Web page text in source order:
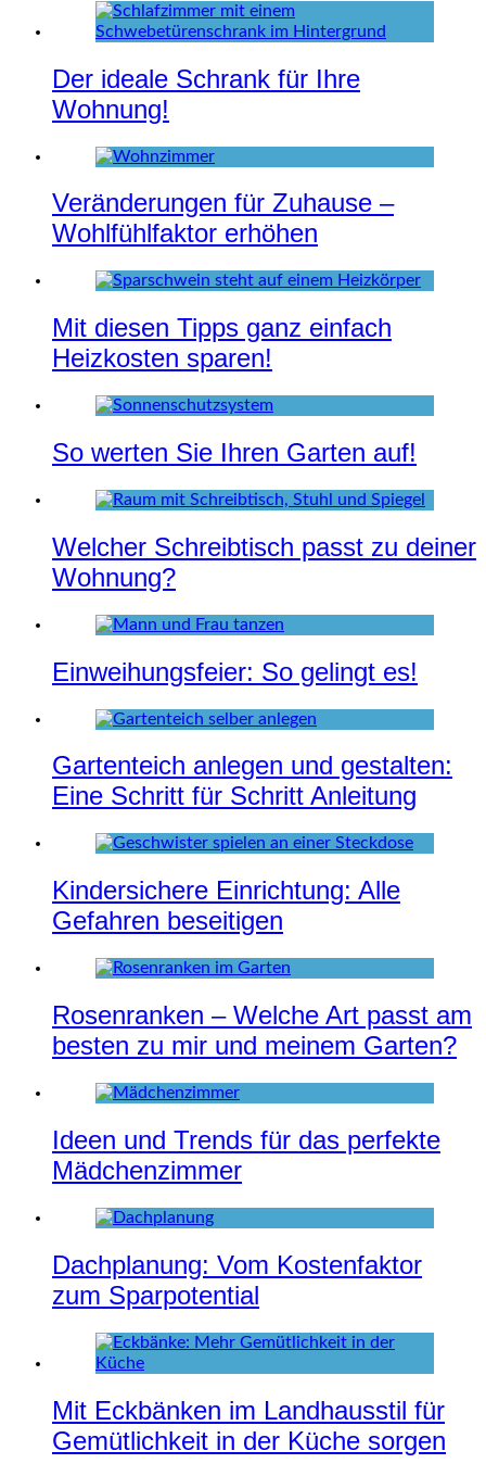
Der ideale Schrank für Ihre
Wohnung!
Veränderungen für Zuhause –
Wohlfühlfaktor erhöhen
Mit diesen Tipps ganz einfach
Heizkosten sparen!
So werten Sie Ihren Garten auf!
Welcher Schreibtisch passt zu deiner
Wohnung?
Einweihungsfeier: So gelingt es!
Gartenteich anlegen und gestalten:
Eine Schritt für Schritt Anleitung
Kindersichere Einrichtung: Alle
Gefahren beseitigen
Rosenranken – Welche Art passt am
besten zu mir und meinem Garten?
Ideen und Trends für das perfekte
Mädchenzimmer
Dachplanung: Vom Kostenfaktor
zum Sparpotential
Mit Eckbänken im Landhausstil für
Gemütlichkeit in der Küche sorgen